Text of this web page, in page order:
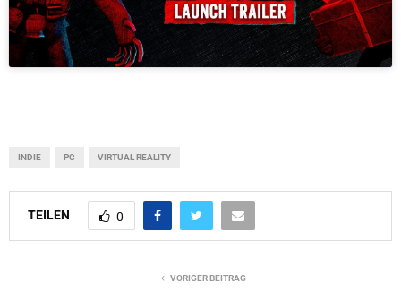
INDIE PC VIRTUAL REALITY
TEILEN 0
VORIGER BEITRAG